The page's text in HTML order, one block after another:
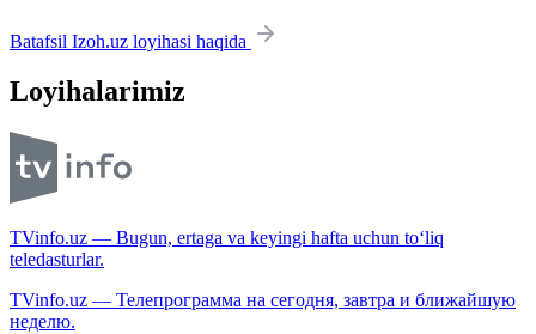
Batafsil Izoh.uz loyihasi haqida
Loyihalarimiz
TVinfo.uz — Bugun, ertaga va keyingi hafta uchun to‘liq
teledasturlar.
TVinfo.uz — Телепрограмма на сегодня, завтра и ближайшую
неделю.